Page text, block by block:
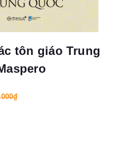
tôn giáo Trung